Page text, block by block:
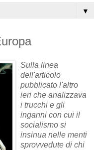
▼
Sulla linea
dell'articolo
pubblicato l'altro
ieri che analizzava
i trucchi e gli
inganni con cui il
socialismo si
insinua nelle menti
sprovvedute di chi